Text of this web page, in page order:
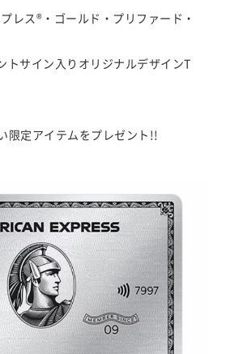
レス®・ゴールド・プリファード・
トサイン入りオリジナルデザインT
限定アイテムをプレゼント!!